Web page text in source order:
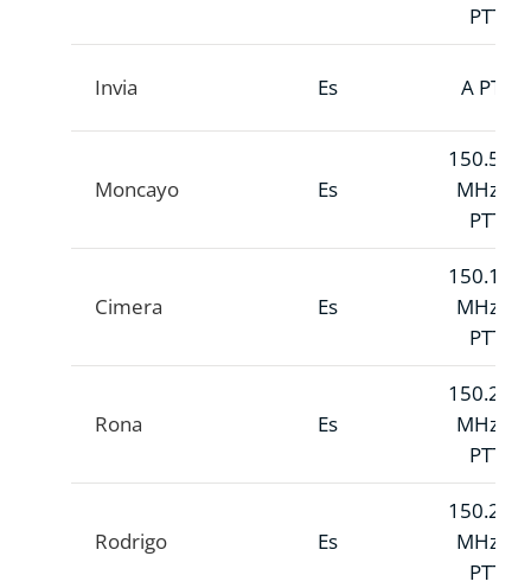
PTT
Invia Es A PTT
Moncayo Es
150.514
MHz A
PTT
Cimera Es
150.128
MHz A
PTT
Rona Es
150.243
MHz A
PTT
Rodrigo Es
150.227
MHz A
PTT